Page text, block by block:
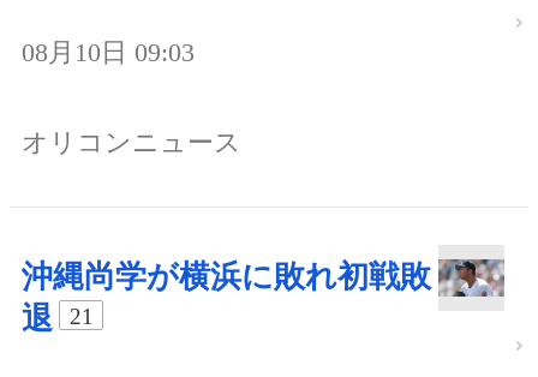
08月10日 09:03
オリコンニュース
沖縄尚学が横浜に敗れ初戦敗
退
21